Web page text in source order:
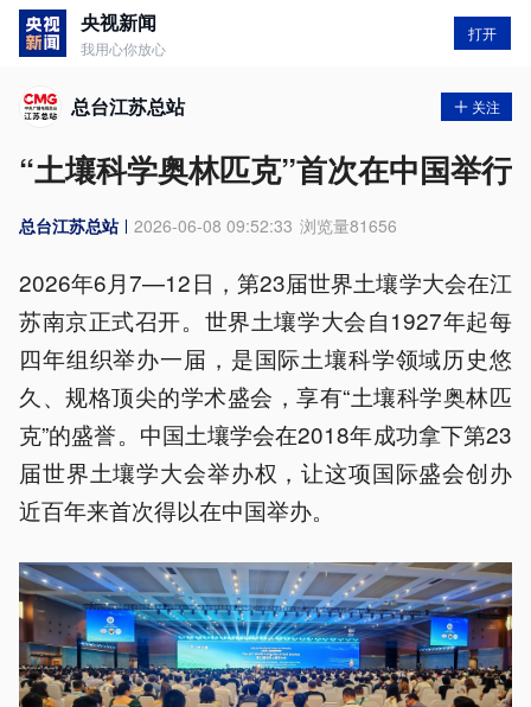
央视新闻
我用心你放心
打开
总台江苏总站 关注
“土壤科学奥林匹克”首次在中国举行
总台江苏总站 2026-06-08 09:52:33 浏览量81656
2026年6月7—12日，第23届世界土壤学大会在江
苏南京正式召开。世界土壤学大会自1927年起每
四年组织举办一届，是国际土壤科学领域历史悠
久、规格顶尖的学术盛会，享有“土壤科学奥林匹
克”的盛誉。中国土壤学会在2018年成功拿下第23
届世界土壤学大会举办权，让这项国际盛会创办
近百年来首次得以在中国举办。